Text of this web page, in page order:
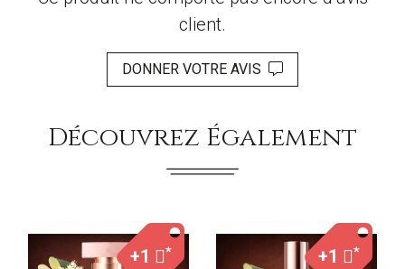
client.
DONNER VOTRE AVIS
Découvrez Également
+1 * +1 *